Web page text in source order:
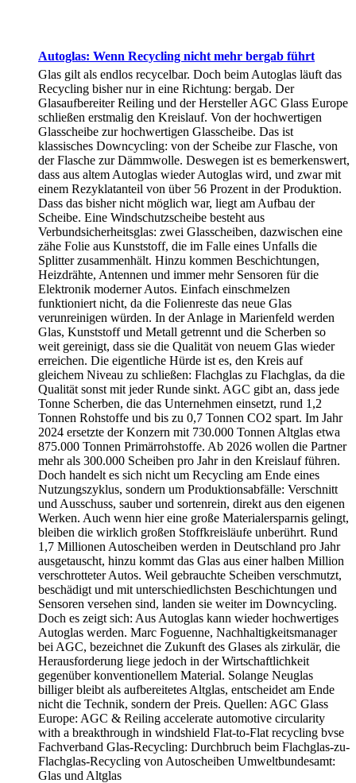
Autoglas: Wenn Recycling nicht mehr bergab führt
Glas gilt als endlos recycelbar. Doch beim Autoglas läuft das
Recycling bisher nur in eine Richtung: bergab. Der
Glasaufbereiter Reiling und der Hersteller AGC Glass Europe
schließen erstmalig den Kreislauf. Von der hochwertigen
Glasscheibe zur hochwertigen Glasscheibe. Das ist
klassisches Downcycling: von der Scheibe zur Flasche, von
der Flasche zur Dämmwolle. Deswegen ist es bemerkenswert,
dass aus altem Autoglas wieder Autoglas wird, und zwar mit
einem Rezyklatanteil von über 56 Prozent in der Produktion.
Dass das bisher nicht möglich war, liegt am Aufbau der
Scheibe. Eine Windschutzscheibe besteht aus
Verbundsicherheitsglas: zwei Glasscheiben, dazwischen eine
zähe Folie aus Kunststoff, die im Falle eines Unfalls die
Splitter zusammenhält. Hinzu kommen Beschichtungen,
Heizdrähte, Antennen und immer mehr Sensoren für die
Elektronik moderner Autos. Einfach einschmelzen
funktioniert nicht, da die Folienreste das neue Glas
verunreinigen würden. In der Anlage in Marienfeld werden
Glas, Kunststoff und Metall getrennt und die Scherben so
weit gereinigt, dass sie die Qualität von neuem Glas wieder
erreichen. Die eigentliche Hürde ist es, den Kreis auf
gleichem Niveau zu schließen: Flachglas zu Flachglas, da die
Qualität sonst mit jeder Runde sinkt. AGC gibt an, dass jede
Tonne Scherben, die das Unternehmen einsetzt, rund 1,2
Tonnen Rohstoffe und bis zu 0,7 Tonnen CO2 spart. Im Jahr
2024 ersetzte der Konzern mit 730.000 Tonnen Altglas etwa
875.000 Tonnen Primärrohstoffe. Ab 2026 wollen die Partner
mehr als 300.000 Scheiben pro Jahr in den Kreislauf führen.
Doch handelt es sich nicht um Recycling am Ende eines
Nutzungszyklus, sondern um Produktionsabfälle: Verschnitt
und Ausschuss, sauber und sortenrein, direkt aus den eigenen
Werken. Auch wenn hier eine große Materialersparnis gelingt,
bleiben die wirklich großen Stoffkreisläufe unberührt. Rund
1,7 Millionen Autoscheiben werden in Deutschland pro Jahr
ausgetauscht, hinzu kommt das Glas aus einer halben Million
verschrotteter Autos. Weil gebrauchte Scheiben verschmutzt,
beschädigt und mit unterschiedlichsten Beschichtungen und
Sensoren versehen sind, landen sie weiter im Downcycling.
Doch es zeigt sich: Aus Autoglas kann wieder hochwertiges
Autoglas werden. Marc Foguenne, Nachhaltigkeitsmanager
bei AGC, bezeichnet die Zukunft des Glases als zirkulär, die
Herausforderung liege jedoch in der Wirtschaftlichkeit
gegenüber konventionellem Material. Solange Neuglas
billiger bleibt als aufbereitetes Altglas, entscheidet am Ende
nicht die Technik, sondern der Preis. Quellen: AGC Glass
Europe: AGC & Reiling accelerate automotive circularity
with a breakthrough in windshield Flat-to-Flat recycling bvse
Fachverband Glas-Recycling: Durchbruch beim Flachglas-zu-
Flachglas-Recycling von Autoscheiben Umweltbundesamt:
Glas und Altglas